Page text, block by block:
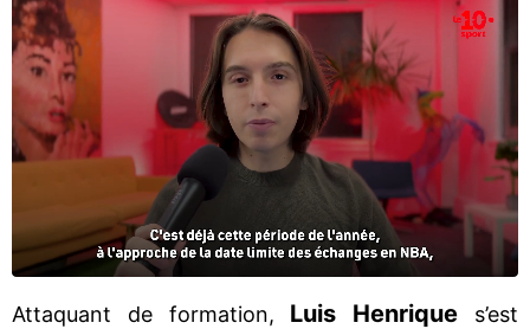
Attaquant de formation, Luis Henrique
s’est